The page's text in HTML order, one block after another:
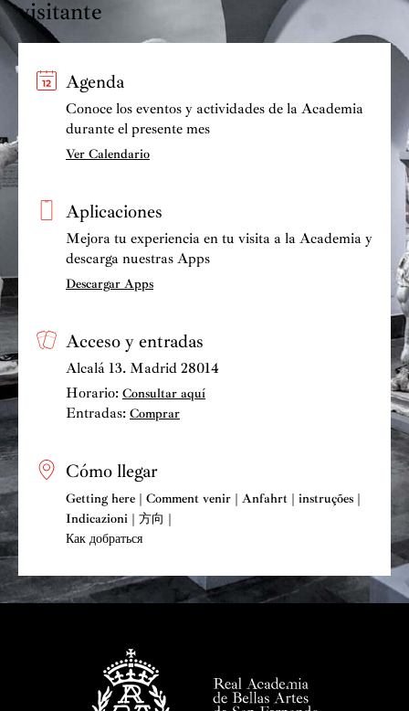
visitante
Agenda
Conoce los eventos y actividades de la Academia
durante el presente mes
Ver Calendario
Aplicaciones
Mejora tu experiencia en tu visita a la Academia y
descarga nuestras Apps
Descargar Apps
Acceso y entradas
Alcalá 13. Madrid 28014
Horario: Consultar aquí
Entradas: Comprar
Cómo llegar
Getting here | Comment venir | Anfahrt | instruções |
Indicazioni | 方向 |
Как добраться